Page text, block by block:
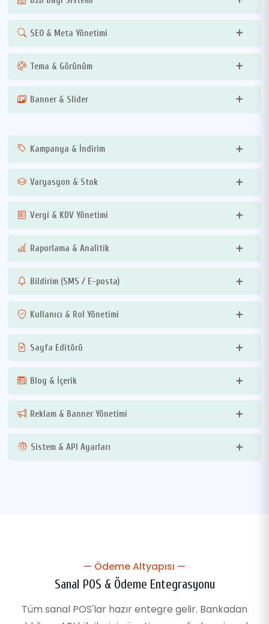
SEO & Meta Yönetimi
Tema & Görünüm
Banner & Slider
Kampanya & İndirim
Varyasyon & Stok
Vergi & KDV Yönetimi
Raporlama & Analitik
Bildirim (SMS / E-posta)
Kullanıcı & Rol Yönetimi
Sayfa Editörü
Blog & İçerik
Reklam & Banner Yönetimi
Sistem & API Ayarları
— Ödeme Altyapısı —
Sanal POS & Ödeme Entegrasyonu
Tüm sanal POS'lar hazır entegre gelir. Bankadan